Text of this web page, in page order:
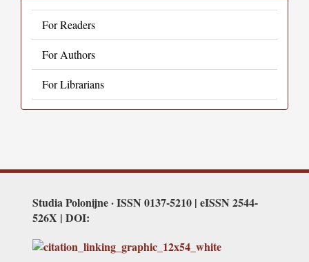
For Readers
For Authors
For Librarians
Studia Polonijne · ISSN 0137-5210 | eISSN 2544-
526X | DOI: